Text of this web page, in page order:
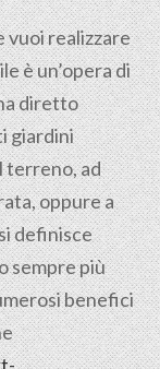
vuoi realizzare
è un’opera di
diretto
giardini
terreno, ad
oppure a
definisce
sempre più
benefici